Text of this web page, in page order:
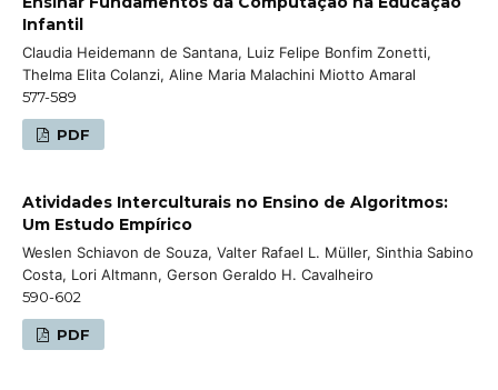
Infantil
Claudia Heidemann de Santana, Luiz Felipe Bonfim Zonetti,
Thelma Elita Colanzi, Aline Maria Malachini Miotto Amaral
577-589
PDF
Atividades Interculturais no Ensino de Algoritmos:
Um Estudo Empírico
Weslen Schiavon de Souza, Valter Rafael L. Müller, Sinthia Sabino
Costa, Lori Altmann, Gerson Geraldo H. Cavalheiro
590-602
PDF